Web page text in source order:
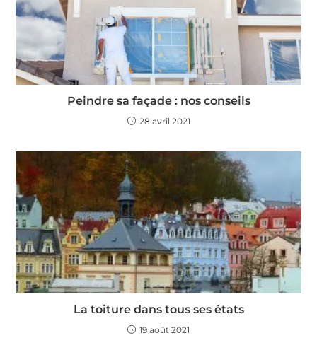
Peindre sa façade : nos conseils
28 avril 2021
La toiture dans tous ses états
19 août 2021